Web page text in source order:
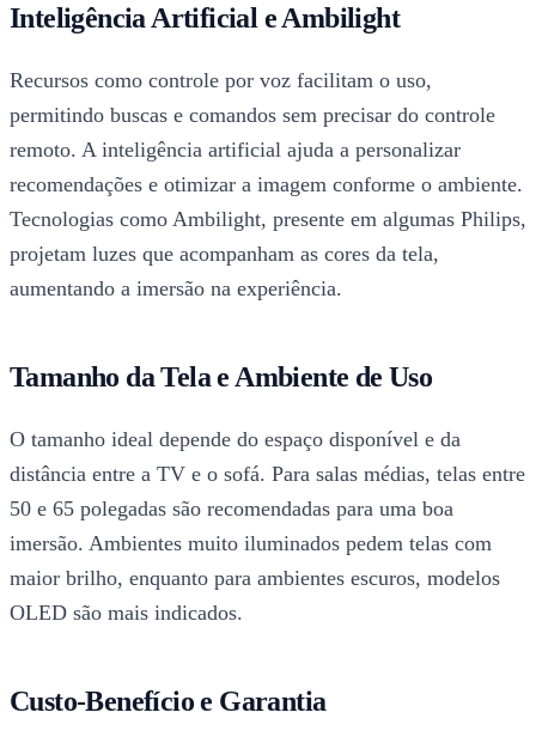
Inteligência Artificial e Ambilight
Recursos como controle por voz facilitam o uso,
permitindo buscas e comandos sem precisar do controle
remoto. A inteligência artificial ajuda a personalizar
recomendações e otimizar a imagem conforme o ambiente.
Tecnologias como Ambilight, presente em algumas Philips,
projetam luzes que acompanham as cores da tela,
aumentando a imersão na experiência.
Tamanho da Tela e Ambiente de Uso
O tamanho ideal depende do espaço disponível e da
distância entre a TV e o sofá. Para salas médias, telas entre
50 e 65 polegadas são recomendadas para uma boa
imersão. Ambientes muito iluminados pedem telas com
maior brilho, enquanto para ambientes escuros, modelos
OLED são mais indicados.
Custo-Benefício e Garantia